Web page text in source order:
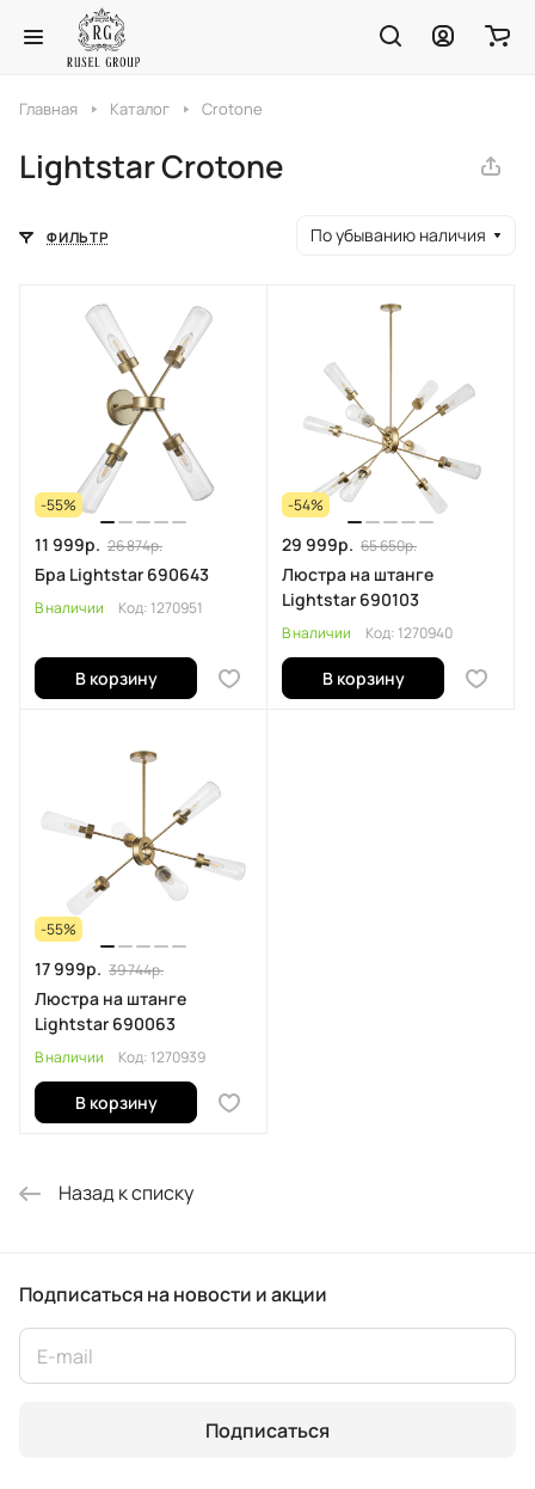
Главная Каталог Crotone
Lightstar Crotone
ФИЛЬТР По убыванию наличия
-55%
11 999р. 26 874р.
Бра Lightstar 690643
В наличии Код: 1270951
В корзину
-54%
29 999р. 65 650р.
Люстра на штанге
Lightstar 690103
В наличии Код: 1270940
В корзину
-55%
17 999р. 39 744р.
Люстра на штанге
Lightstar 690063
В наличии Код: 1270939
В корзину
Назад к списку
Подписаться на новости и акции
Подписаться